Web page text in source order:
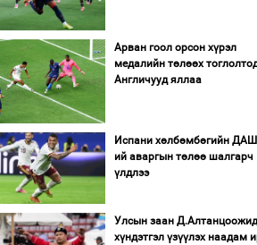
Арван гоол орсон хүрэл
медалийн төлөөх
Англичууд яллаа
Испани хөлбөмбөгийн
ий аваргын төлөө шалгарч
үлдлээ
Улсын заан Д.Алтанцоожид
хүндэтгэл үзүүлэх наадам